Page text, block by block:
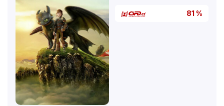
81 %